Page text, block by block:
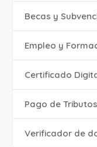
Becas y
Empleo y
Certificado
Pago de Tributos
Verificador de